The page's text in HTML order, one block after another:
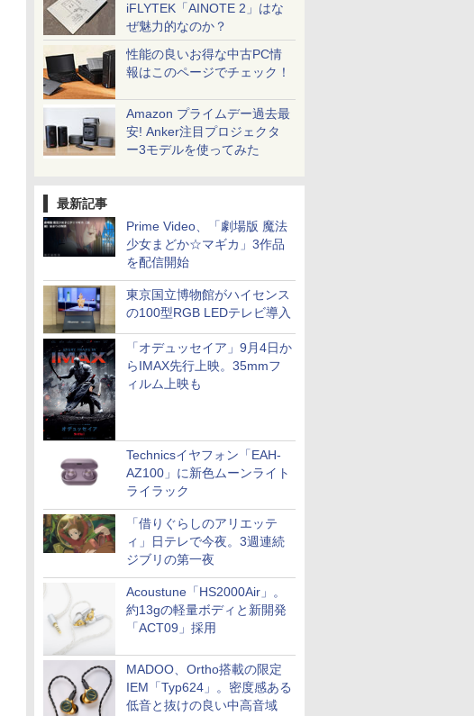
iFLYTEK「AINOTE 2」はな
ぜ魅力的なのか？
性能の良いお得な中古PC情
報はこのページでチェック！
Amazon プライムデー過去最
安! Anker注目プロジェクタ
ー3モデルを使ってみた
最新記事
Prime Video、「劇場版 魔法
少女まどか☆マギカ」3作品
を配信開始
東京国立博物館がハイセンス
の100型RGB LEDテレビ導入
「オデュッセイア」9月4日か
らIMAX先行上映。35mmフ
ィルム上映も
Technicsイヤフォン「EAH-
AZ100」に新色ムーンライト
ライラック
「借りぐらしのアリエッテ
ィ」日テレで今夜。3週連続
ジブリの第一夜
Acoustune「HS2000Air」。
約13gの軽量ボディと新開発
「ACT09」採用
MADOO、Ortho搭載の限定
IEM「Typ624」。密度感ある
低音と抜けの良い中高音域